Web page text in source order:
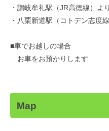
・讃岐牟礼駅（JR高徳線）よ
・八栗新道駅（コトデン志度
■車でお越しの場合
お車をお預かりします
Map